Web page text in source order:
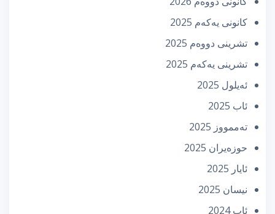
كانونی یه‌كه‌م 2025
تشرینی دووه‌م 2025
تشرینی یه‌كه‌م 2025
ئه‌یلول 2025
ئاب 2025
تەممووز 2025
حوزه‌یران 2025
ئایار 2025
نیسان 2025
ئاب 2024